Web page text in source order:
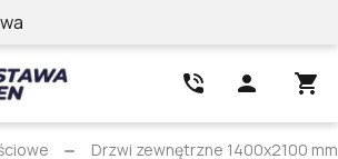
Drzwi zewnętrzne 1400x2100 mm